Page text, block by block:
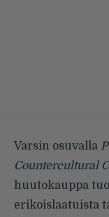
Varsin osuvalla
Countercultural
huutokauppa
erikoislaatuista